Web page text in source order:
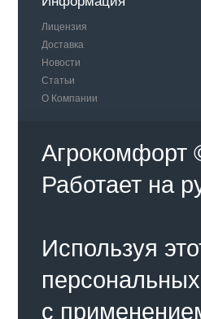
Лицензия
Доставка
Новости
Статьи
О Компании
Агрокомфорт
Работает на
Используя
с